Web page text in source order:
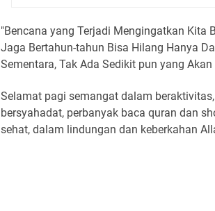
"Bencana yang Terjadi Mengingatkan Kita
Jaga Bertahun-tahun Bisa Hilang Hanya
Sementara, Tak Ada Sedikit pun yang
Selamat pagi semangat dalam
bersyahadat, perbanyak baca quran dan
sehat, dalam lindungan dan keberkahan